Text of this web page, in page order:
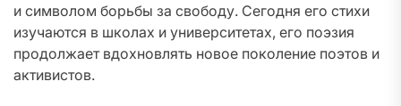
и символом борьбы за свободу. Сегодня его стихи
изучаются в школах и университетах, его поэзия
продолжает вдохновлять новое поколение поэтов и
активистов.